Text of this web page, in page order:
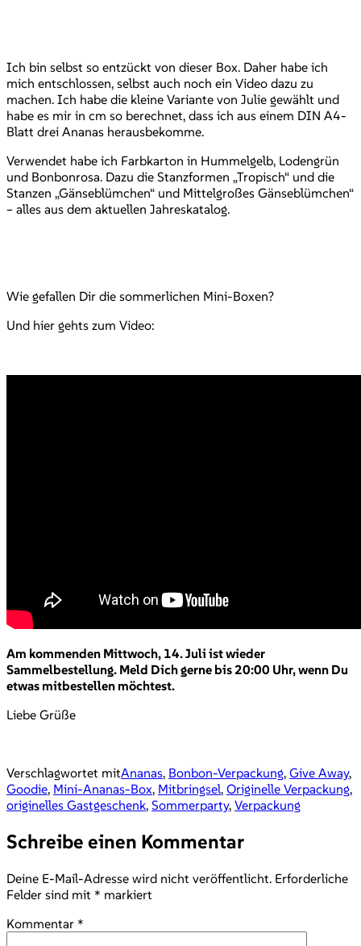
Ich bin selbst so entzückt von dieser Box. Daher habe ich
mich entschlossen, selbst auch noch ein Video dazu zu
machen. Ich habe die kleine Variante von Julie gewählt und
habe es mir in cm so berechnet, dass ich aus einem DIN A4-
Blatt drei Ananas herausbekomme.
Verwendet habe ich Farbkarton in Hummelgelb, Lodengrün
und Bonbonrosa. Dazu die Stanzformen „Tropisch“ und die
Stanzen „Gänseblümchen“ und Mittelgroßes Gänseblümchen“
– alles aus dem aktuellen Jahreskatalog.
Wie gefallen Dir die sommerlichen Mini-Boxen?
Und hier gehts zum Video:
Am kommenden Mittwoch, 14. Juli ist wieder
Sammelbestellung. Meld Dich gerne bis 20:00 Uhr, wenn Du
etwas mitbestellen möchtest.
Liebe Grüße
Verschlagwortet mitAnanas, Bonbon-Verpackung, Give Away,
Goodie, Mini-Ananas-Box, Mitbringsel, Originelle Verpackung,
originelles Gastgeschenk, Sommerparty, Verpackung
Schreibe einen Kommentar
Deine E-Mail-Adresse wird nicht veröffentlicht. Erforderliche
Felder sind mit * markiert
Kommentar *